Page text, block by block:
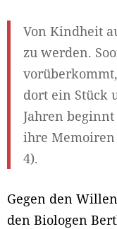
Von Kindheit
zu werden.
dort ein Stück
Jahren
ihre Memoiren
4).
Gegen den
den Biologen